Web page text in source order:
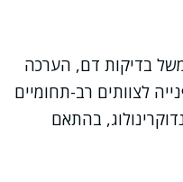
בדיקות דם, הערכה
לצוותים רב-תחומיים
בהתאם